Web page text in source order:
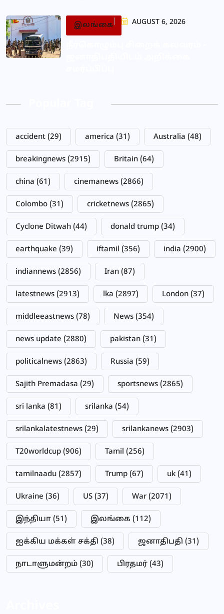
இலங்கை AUGUST 6, 2026
accident (29) america (31) Australia (48)
breakingnews (2915) Britain (64)
china (61) cinemanews (2866)
Colombo (31) cricketnews (2865)
Cyclone Ditwah (44) donald trump (34)
earthquake (39) iftamil (356) india (2900)
indiannews (2856) Iran (87)
latestnews (2913) lka (2897) London (37)
middleeastnews (78) News (354)
news update (2880) pakistan (31)
politicalnews (2863) Russia (59)
Sajith Premadasa (29) sportsnews (2865)
sri lanka (81) srilanka (54)
srilankalatestnews (29) srilankanews (2903)
T20worldcup (906) Tamil (256)
tamilnaadu (2857) Trump (67) uk (41)
Ukraine (36) US (37) War (2071)
இந்தியா (51) இலங்கை (112)
ஐக்கிய மக்கள் சக்தி (38) ஜனாதிபதி (31)
நாடாளுமன்றம் (30) பிரதமர் (43)